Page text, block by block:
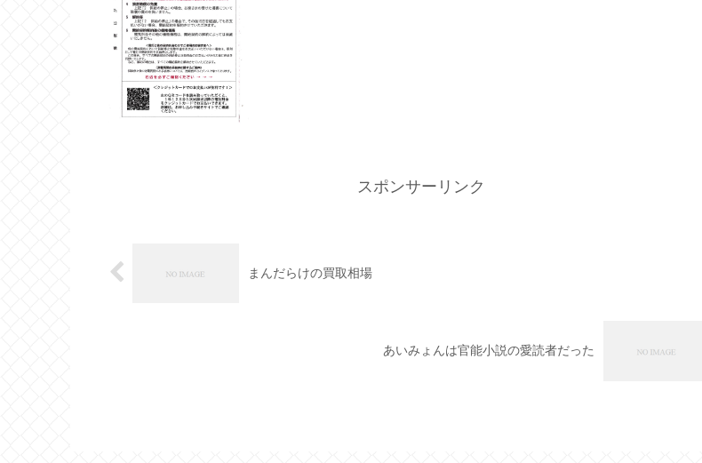
スポンサーリンク
まんだらけの買取相場
あいみょんは官能小説の愛読者だった